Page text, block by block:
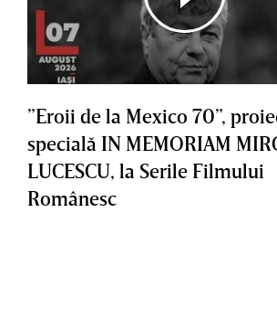
”Eroii de la Mexico 70”,
specială IN MEMORIAM
LUCESCU, la Serile Filmului
Românesc